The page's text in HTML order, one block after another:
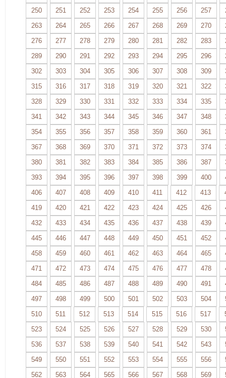
250 251 252 253 254 255 256 257
263
264 265 266 267 268 269 270
276
277 278 279 280 281 282 283
289
290 291 292 293 294 295 296
302
303 304 305 306 307 308 309
315
316 317 318 319 320 321 322
328
329 330 331 332 333 334 335
341
342 343 344 345 346 347 348
354
355 356 357 358 359 360 361
367
368 369 370 371 372 373 374
380
381 382 383 384 385 386 387
393
394 395 396 397 398 399 400
406
407 408 409 410 411 412 413
419
420 421 422 423 424 425 426
432
433 434 435 436 437 438 439
445
446 447 448 449 450 451 452
458
459 460 461 462 463 464 465
471
472 473 474 475 476 477 478
484
485 486 487 488 489 490 491
497
498 499 500 501 502 503 504
510
511 512 513 514 515 516 517
523
524 525 526 527 528 529 530
536
537 538 539 540 541 542 543
549
550 551 552 553 554 555 556
562
563 564 565 566 567 568 569